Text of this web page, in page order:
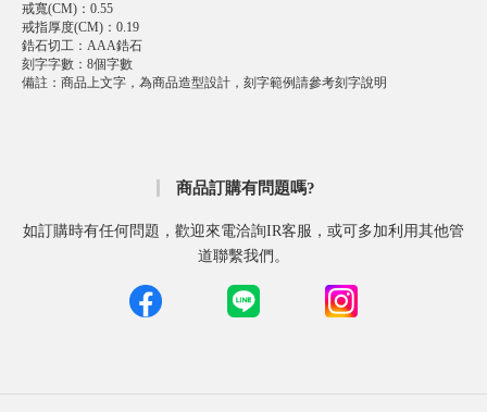
戒寬(CM) ： 0.55
戒指厚度(CM) ： 0.19
鋯石切工 ： AAA鋯石
刻字字數 ： 8個字數
備註 ： 商品上文字，為商品造型設計，刻字範例請參考刻字說明
商品訂購有問題嗎?
如訂購時有任何問題，歡迎來電洽詢IR客服，或可多加利用其他管
道聯繫我們。